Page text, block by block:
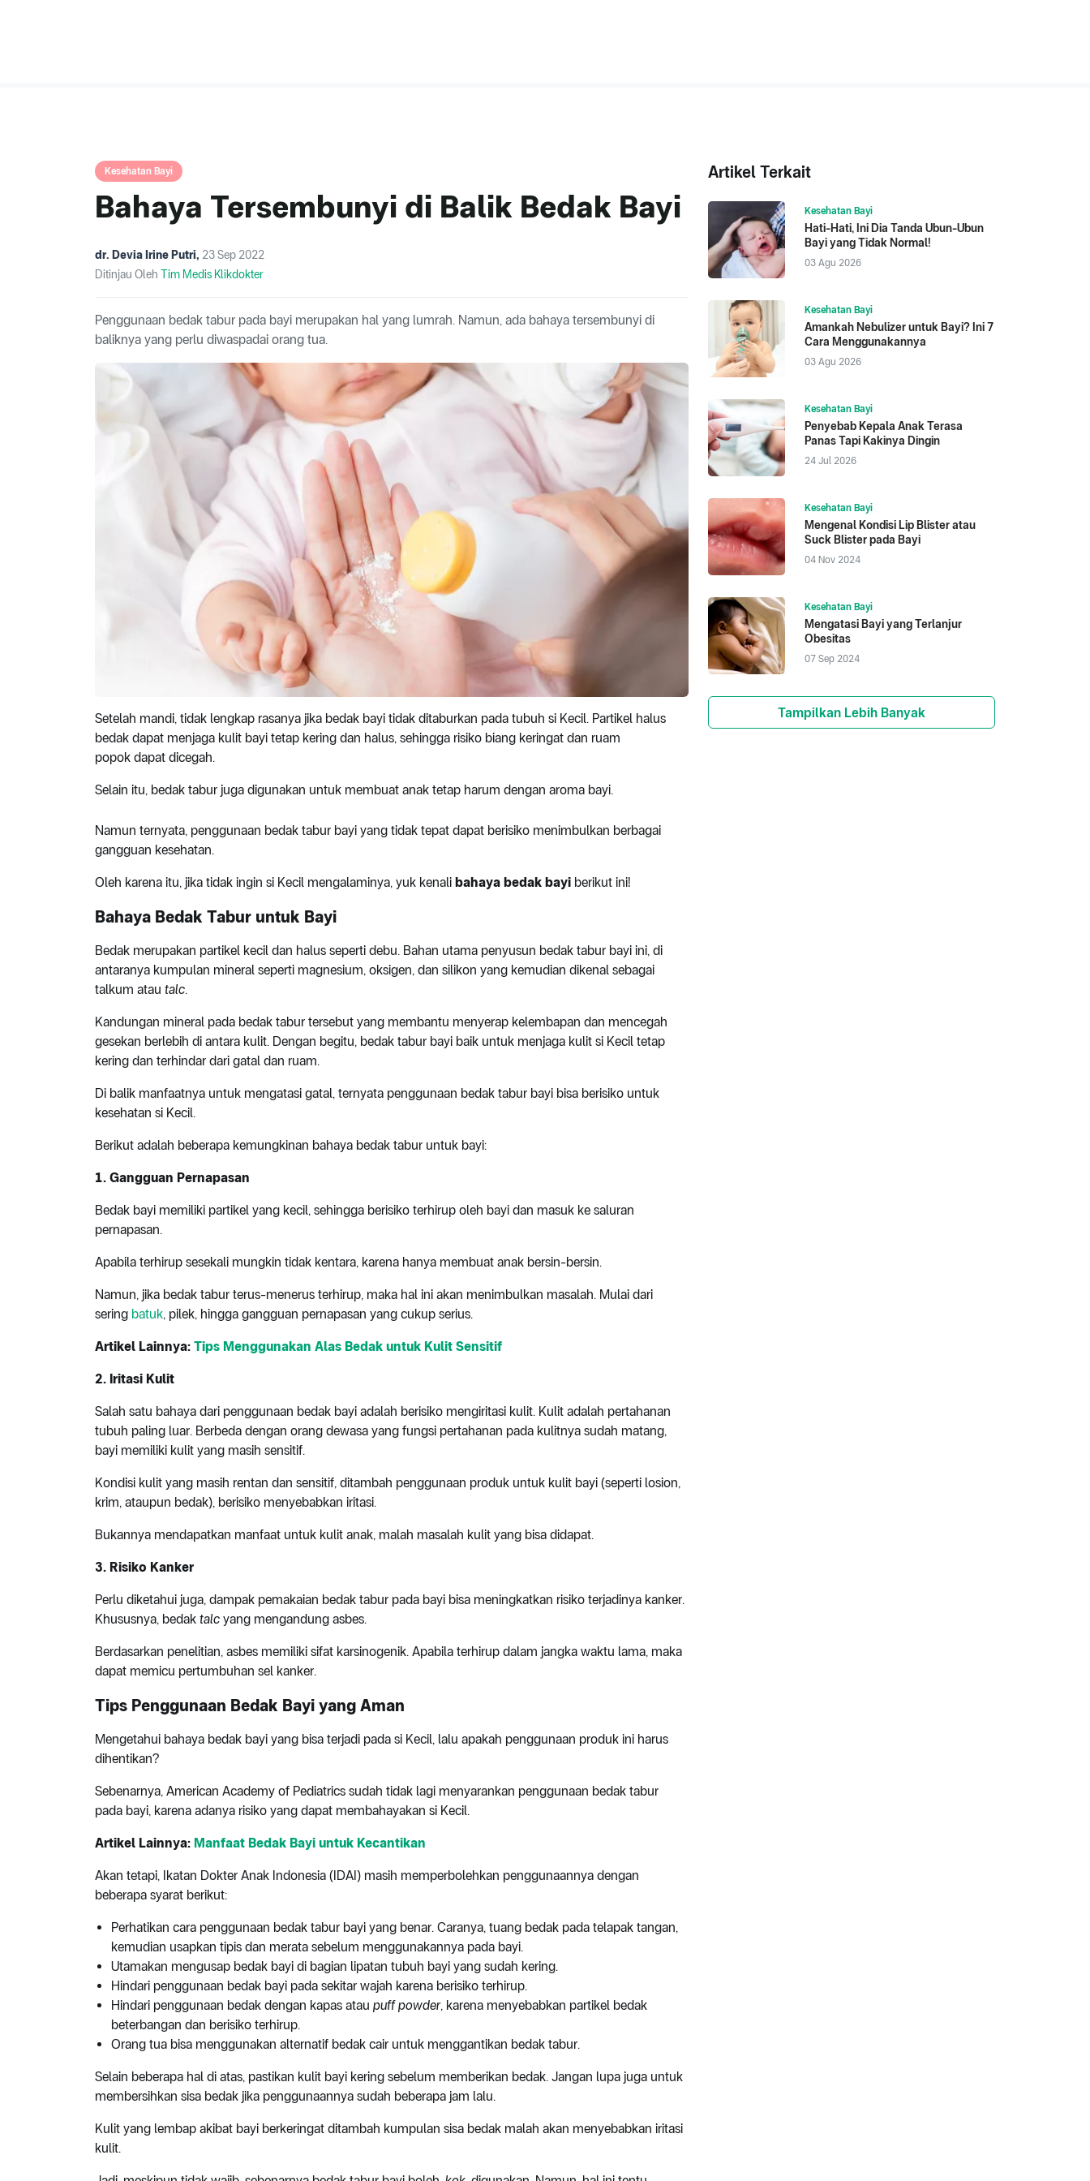
Kesehatan Bayi
Bahaya Tersembunyi di Balik Bedak Bayi
dr. Devia Irine Putri, 23 Sep 2022
Ditinjau Oleh Tim Medis Klikdokter
Penggunaan bedak tabur pada bayi merupakan hal yang lumrah. Namun, ada bahaya tersembunyi di
baliknya yang perlu diwaspadai orang tua.
Setelah mandi, tidak lengkap rasanya jika bedak bayi tidak ditaburkan pada tubuh si Kecil. Partikel halus
bedak dapat menjaga kulit bayi tetap kering dan halus, sehingga risiko biang keringat dan ruam
popok dapat dicegah.
Selain itu, bedak tabur juga digunakan untuk membuat anak tetap harum dengan aroma bayi.
Namun ternyata, penggunaan bedak tabur bayi yang tidak tepat dapat berisiko menimbulkan berbagai
gangguan kesehatan.
Oleh karena itu, jika tidak ingin si Kecil mengalaminya, yuk kenali bahaya bedak bayi berikut ini!
Bahaya Bedak Tabur untuk Bayi
Bedak merupakan partikel kecil dan halus seperti debu. Bahan utama penyusun bedak tabur bayi ini, di
antaranya kumpulan mineral seperti magnesium, oksigen, dan silikon yang kemudian dikenal sebagai
talkum atau talc.
Kandungan mineral pada bedak tabur tersebut yang membantu menyerap kelembapan dan mencegah
gesekan berlebih di antara kulit. Dengan begitu, bedak tabur bayi baik untuk menjaga kulit si Kecil tetap
kering dan terhindar dari gatal dan ruam.
Di balik manfaatnya untuk mengatasi gatal, ternyata penggunaan bedak tabur bayi bisa berisiko untuk
kesehatan si Kecil.
Berikut adalah beberapa kemungkinan bahaya bedak tabur untuk bayi:
1. Gangguan Pernapasan
Bedak bayi memiliki partikel yang kecil, sehingga berisiko terhirup oleh bayi dan masuk ke saluran
pernapasan.
Apabila terhirup sesekali mungkin tidak kentara, karena hanya membuat anak bersin-bersin.
Namun, jika bedak tabur terus-menerus terhirup, maka hal ini akan menimbulkan masalah. Mulai dari
sering batuk, pilek, hingga gangguan pernapasan yang cukup serius.
Artikel Lainnya: Tips Menggunakan Alas Bedak untuk Kulit Sensitif
2. Iritasi Kulit
Salah satu bahaya dari penggunaan bedak bayi adalah berisiko mengiritasi kulit. Kulit adalah pertahanan
tubuh paling luar. Berbeda dengan orang dewasa yang fungsi pertahanan pada kulitnya sudah matang,
bayi memiliki kulit yang masih sensitif.
Kondisi kulit yang masih rentan dan sensitif, ditambah penggunaan produk untuk kulit bayi (seperti losion,
krim, ataupun bedak), berisiko menyebabkan iritasi.
Bukannya mendapatkan manfaat untuk kulit anak, malah masalah kulit yang bisa didapat.
3. Risiko Kanker
Perlu diketahui juga, dampak pemakaian bedak tabur pada bayi bisa meningkatkan risiko terjadinya kanker.
Khususnya, bedak talc yang mengandung asbes.
Berdasarkan penelitian, asbes memiliki sifat karsinogenik. Apabila terhirup dalam jangka waktu lama, maka
dapat memicu pertumbuhan sel kanker.
Tips Penggunaan Bedak Bayi yang Aman
Mengetahui bahaya bedak bayi yang bisa terjadi pada si Kecil, lalu apakah penggunaan produk ini harus
dihentikan?
Sebenarnya, American Academy of Pediatrics sudah tidak lagi menyarankan penggunaan bedak tabur
pada bayi, karena adanya risiko yang dapat membahayakan si Kecil.
Artikel Lainnya: Manfaat Bedak Bayi untuk Kecantikan
Akan tetapi, Ikatan Dokter Anak Indonesia (IDAI) masih memperbolehkan penggunaannya dengan
beberapa syarat berikut:
Perhatikan cara penggunaan bedak tabur bayi yang benar. Caranya, tuang bedak pada telapak tangan,
kemudian usapkan tipis dan merata sebelum menggunakannya pada bayi.
Utamakan mengusap bedak bayi di bagian lipatan tubuh bayi yang sudah kering.
Hindari penggunaan bedak bayi pada sekitar wajah karena berisiko terhirup.
Hindari penggunaan bedak dengan kapas atau puff powder, karena menyebabkan partikel bedak
beterbangan dan berisiko terhirup.
Orang tua bisa menggunakan alternatif bedak cair untuk menggantikan bedak tabur.
Selain beberapa hal di atas, pastikan kulit bayi kering sebelum memberikan bedak. Jangan lupa juga untuk
membersihkan sisa bedak jika penggunaannya sudah beberapa jam lalu.
Kulit yang lembap akibat bayi berkeringat ditambah kumpulan sisa bedak malah akan menyebabkan iritasi
kulit.
Artikel Terkait
Kesehatan Bayi
Hati-Hati, Ini Dia Tanda Ubun-Ubun
Bayi yang Tidak Normal!
03 Agu 2026
Kesehatan Bayi
Amankah Nebulizer untuk Bayi? Ini 7
Cara Menggunakannya
03 Agu 2026
Kesehatan Bayi
Penyebab Kepala Anak Terasa
Panas Tapi Kakinya Dingin
24 Jul 2026
Kesehatan Bayi
Mengenal Kondisi Lip Blister atau
Suck Blister pada Bayi
04 Nov 2024
Kesehatan Bayi
Mengatasi Bayi yang Terlanjur
Obesitas
07 Sep 2024
Tampilkan Lebih Banyak